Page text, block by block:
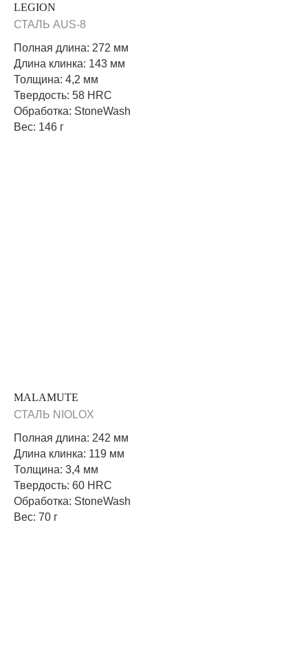
LEGION
СТАЛЬ AUS-8
Полная длина: 272 мм
Длина клинка: 143 мм
Толщина: 4,2 мм
Твердость: 58 HRC
Обработка: StoneWash
Вес: 146 г
MALAMUTE
СТАЛЬ NIOLOX
Полная длина: 242 мм
Длина клинка: 119 мм
Толщина: 3,4 мм
Твердость: 60 HRC
Обработка: StoneWash
Вес: 70 г